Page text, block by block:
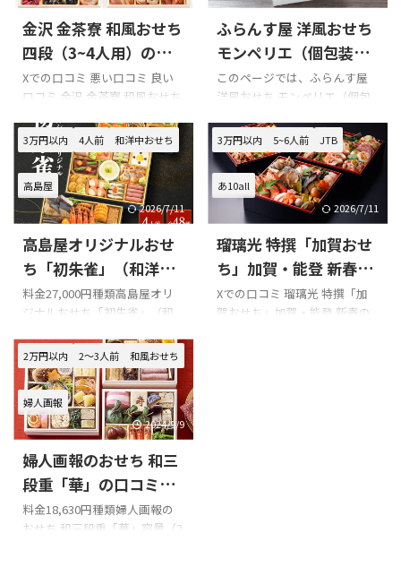
金沢 金茶寮 和風おせち
四段（3~4人用）の口
コミをまとめてみまし
た!!!
Xでの口コミ 悪い口コミ 良い
口コミ 金沢 金茶寮 和風おせち
参考に是非どうぞ!!! 「金茶寮」
のXでの口コミ あけましておめ
でとうございます。今年も金沢
の金茶寮のおせちを頂きまし
た。豪華四段重、迫力ありま
すね〜。どれ食べてもとっても
美味しい。
pic.twitter.com/mPo2EbR3zw
1, 2023 金茶寮のおせち料理
pic.twitter.com/N274sHEl&md
ash ...
ふらんす屋 洋風おせち
モンペリエ（個包装・4
～5人前）の口コミをま
とめてみました!!!
このページでは、ふらんす屋
洋風おせち モンペリエ（個包
介します。 Xでの口コミ ふらん
す屋 洋風おせち モンペリエ
（個包装・4～5人前）を購入
の際の参考に是非どうぞ!!! ふら
んす屋 洋風おせち モンペリエ
（個包装・4～5人前）のXでの
口コミ 口コミのまとめ お正月
に後悔しないためにも、購入
チェックするようにしましょ
3万円以内 4人前 和洋中おせち
高島屋
2026/7/11
高島屋オリジナルおせ
ち「初朱雀」（和洋
中）の口コミをまとめ
てみました!!!
料金27,000円種類高島屋オリ
ジナルおせち「初朱雀」（和
12月30日 時間指定不可 このペ
ージでは、高島屋オリジナル
おせち「初朱雀」（和洋中）
の口コミを紹介します。 Xでの
口コミ 高島屋オリジナルおせ
ち「初朱雀」（和洋中）を購
入の際の参考に是非どうぞ!!! 高
島屋おせちのXでの口コミ 高島
グどおり！！よかった！！あ
3万円以内 5~6人前 JTB
あ10all
2026/7/11
瑠璃光 特撰「加賀おせ
ち」加賀・能登 新春の
喜びの口コミをまとめ
てみました!!!
Xでの口コミ 瑠璃光 特撰「加
賀おせち」加賀・能登 新春の
2万円以内 2～3人前 和風おせち
婦人画報
2024/9/9
婦人画報のおせち 和三
段重「華」の口コミを
まとめてみました!!!
料金18,630円種類婦人画報の
おせち 和三段重「華」容量（2